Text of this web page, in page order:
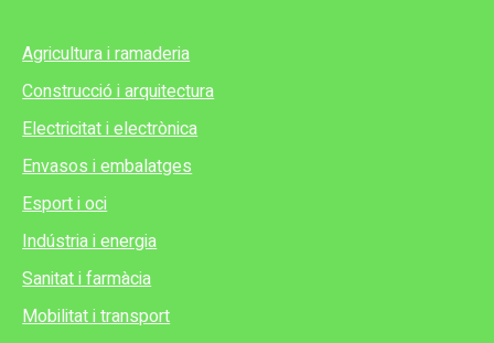
Agricultura i ramaderia
Construcció i arquitectura
Electricitat i electrònica
Envasos i embalatges
Esport i oci
Indústria i energia
Sanitat i farmàcia
Mobilitat i transport